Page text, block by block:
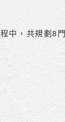
中，共規劃8